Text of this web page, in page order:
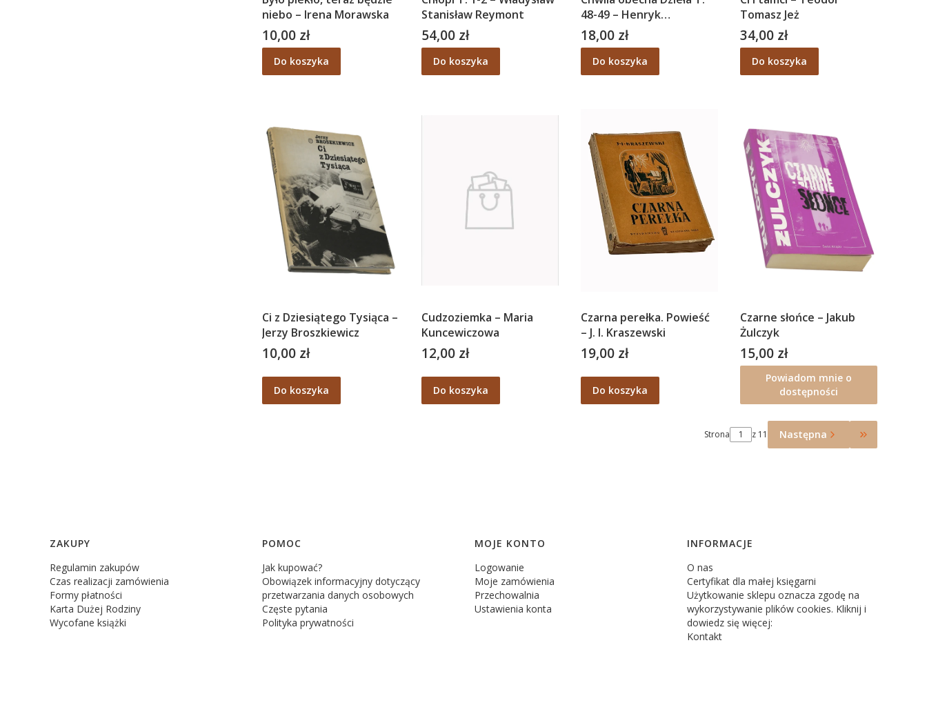
niebo – Irena Morawska
Cena
10,00 zł
Do koszyka
Stanisław Reymont
Cena
54,00 zł
Do koszyka
48-49 – Henryk
Sienkiewicz
Cena
18,00 zł
Do koszyka
Tomasz Jeż
Cena
34,00 zł
Do koszyka
Ci z Dziesiątego Tysiąca –
Jerzy Broszkiewicz
Cena
10,00 zł
Do koszyka
Cudzoziemka – Maria
Kuncewiczowa
Cena
12,00 zł
Do koszyka
Czarna perełka. Powieść
– J. I. Kraszewski
Cena
19,00 zł
Do koszyka
Czarne słońce – Jakub
Żulczyk
Cena
15,00 zł
Powiadom mnie o
dostępności
Strona z 11 Następna Przejdź do
Linki w stopce
ZAKUPY
Regulamin zakupów
Czas realizacji zamówienia
Formy płatności
Karta Dużej Rodziny
Wycofane książki
POMOC
Jak kupować?
Obowiązek informacyjny dotyczący
przetwarzania danych osobowych
Częste pytania
Polityka prywatności
MOJE KONTO
Logowanie
Moje zamówienia
Przechowalnia
Ustawienia konta
INFORMACJE
O nas
Certyfikat dla małej księgarni
Użytkowanie sklepu oznacza zgodę na
wykorzystywanie plików cookies. Kliknij i
dowiedz się więcej:
Kontakt